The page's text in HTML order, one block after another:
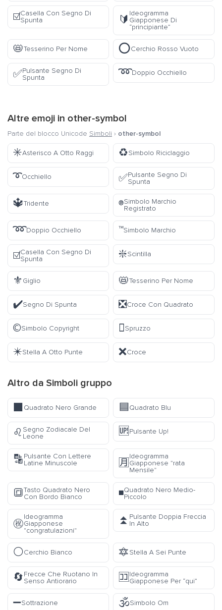
☑️Casella Con Segno Di
Spunta
🔰
Ideogramma
Giapponese Di
“principiante”
📛Tesserino Per Nome ⭕Cerchio Rosso Vuoto
✅Pulsante Segno Di
Spunta
➿Doppio Occhiello
Altre emoji in other-symbol
Parte del blocco Unicode Simboli › other-symbol
✳️Asterisco A Otto Raggi ♻️Simbolo Riciclaggio
➰Occhiello ✅Pulsante Segno Di
Spunta
🔱Tridente ®️Simbolo Marchio
Registrato
➿Doppio Occhiello ™️Simbolo Marchio
☑️Casella Con Segno Di
Spunta
❇️Scintilla
⚜️ Giglio 📛Tesserino Per Nome
✔️Segno Di Spunta ❎Croce Con Quadrato
©️Simbolo Copyright 🫟Spruzzo
✴️Stella A Otto Punte ❌Croce
Altro da Simboli gruppo
Quadrato Nero Grande 🟦Quadrato Blu
♌ Segno Zodiacale Del
Leone
🆙Pulsante Up!
🔡Pulsante Con Lettere
Latine Minuscole
🈷️
Ideogramma
Giapponese "rata
Mensile"
🔳Tasto Quadrato Nero
Con Bordo Bianco
◾Quadrato Nero Medio-
Piccolo
㊗️
Ideogramma
Giapponese
"congratulazioni"
⏫ Pulsante Doppia Freccia
In Alto
⚪Cerchio Bianco 🔯Stella A Sei Punte
🔄Frecce Che Ruotano In
Senso Antiorario
🈁 Ideogramma
Giapponese Per “qui”
➖Sottrazione 🕉️Simbolo Om